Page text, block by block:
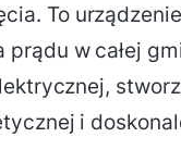
To
w całej
i